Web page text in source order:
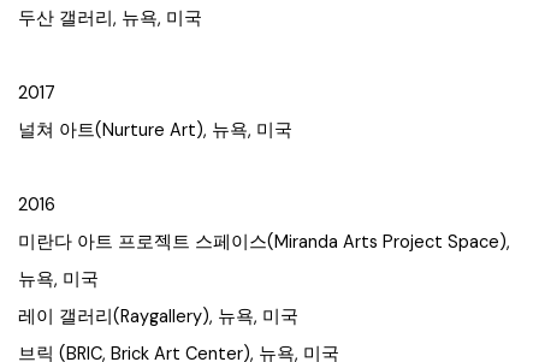
두산 갤러리, 뉴욕, 미국
2017
널쳐 아트(Nurture Art), 뉴욕, 미국
2016
미란다 아트 프로젝트 스페이스(Miranda Arts Project Space),
뉴욕, 미국
레이 갤러리(Raygallery), 뉴욕, 미국
브릭 (BRIC, Brick Art Center), 뉴욕, 미국